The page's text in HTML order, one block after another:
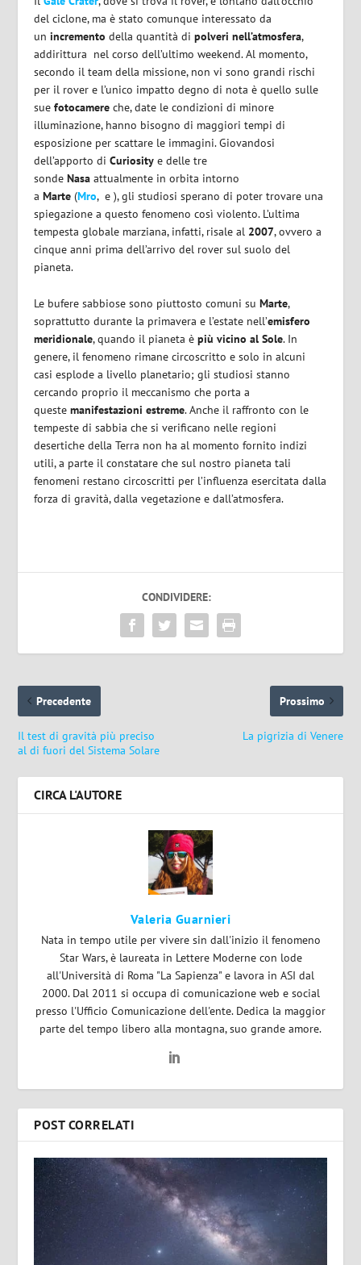
del ciclone, ma è stato comunque interessato da
unincremento della quantità dipolveri nell’atmosfera,
addirittura nel corso dell’ultimo weekend. Al momento,
secondo il team della missione, non vi sono grandi rischi
per il rover e l’unico impatto degno di nota è quello sulle
sue fotocamere che, date le condizioni di minore
illuminazione, hanno bisogno di maggiori tempi di
esposizione per scattare le immagini. Giovandosi
dell’apporto diCuriosity e delle tre
sondeNasa attualmente in orbita intorno
aMarte (Mro, e ), gli studiosi sperano di poter trovare una
spiegazione a questo fenomeno così violento. L’ultima
tempesta globale marziana, infatti, risale al 2007, ovvero a
cinque anni prima dell’arrivo del rover sul suolo del
pianeta.
Le bufere sabbiose sono piuttosto comuni suMarte,
soprattutto durante la primavera e l’estate nell’emisfero
meridionale, quando il pianeta èpiù vicino al Sole. In
genere, il fenomeno rimane circoscritto e solo in alcuni
casi esplode a livello planetario; gli studiosi stanno
cercando proprio il meccanismo che porta a
questemanifestazioni estreme. Anche il raffronto con le
tempeste di sabbia che si verificano nelle regioni
desertiche della Terra non ha al momento fornito indizi
utili, a parte il constatare che sul nostro pianeta tali
fenomeni restano circoscritti per l’influenza esercitata dalla
forza di gravità, dalla vegetazione e dall’atmosfera.
CONDIVIDERE:
Precedente
Il test di gravità più preciso
al di fuori del Sistema Solare
Prossimo
La pigrizia di Venere
CIRCA L'AUTORE
Valeria Guarnieri
Nata in tempo utile per vivere sin dall'inizio il fenomeno
Star Wars, è laureata in Lettere Moderne con lode
all'Università di Roma "La Sapienza" e lavora in ASI dal
2000. Dal 2011 si occupa di comunicazione web e social
presso l'Ufficio Comunicazione dell'ente. Dedica la maggior
parte del tempo libero alla montagna, suo grande amore.
POST CORRELATI